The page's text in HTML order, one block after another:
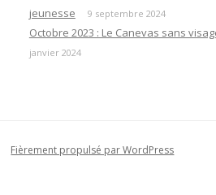
jeunesse
9 septembre 2024
Octobre 2023 : Le Canevas sans
janvier 2024
Fièrement propulsé par WordPress